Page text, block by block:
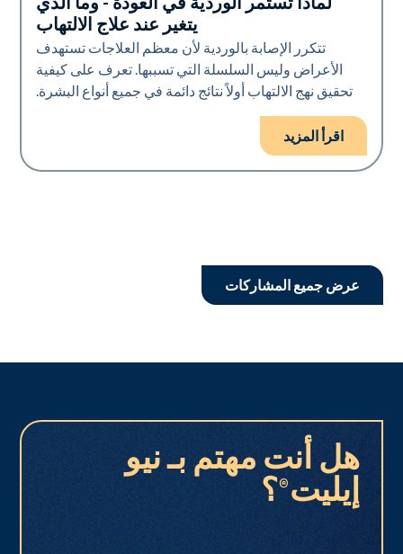
صحة الجلد
لماذا تستمر الوردية في العودة - وما الذي
يتغير عند علاج الالتهاب
تتكرر الإصابة بالوردية لأن معظم العلاجات تستهدف
الأعراض وليس السلسلة التي تسببها. تعرف على كيفية
تحقيق نهج الالتهاب أولاً نتائج دائمة في جميع أنواع البشرة.
اقرأ المزيد
عرض جميع المشاركات
هل أنت مهتم بـ نيو
إيليت®؟